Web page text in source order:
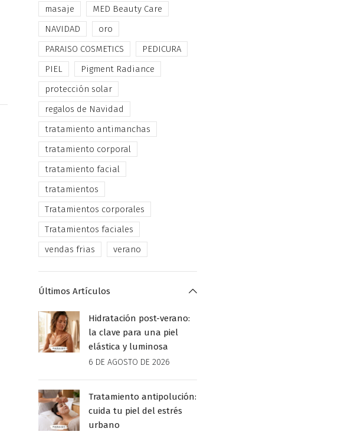
masaje
MED Beauty Care
NAVIDAD
oro
PARAISO COSMETICS
PEDICURA
PIEL
Pigment Radiance
protección solar
regalos de Navidad
tratamiento antimanchas
tratamiento corporal
tratamiento facial
tratamientos
Tratamientos corporales
Tratamientos faciales
vendas frias
verano
Últimos Artículos
Hidratación post-verano:
la clave para una piel
elástica y luminosa
6 DE AGOSTO DE 2026
Tratamiento antipolución:
cuida tu piel del estrés
urbano